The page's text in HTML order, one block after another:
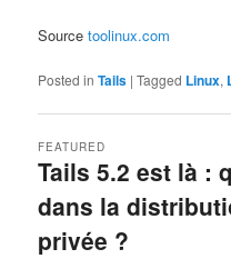
Sourcetoolinux.com
Posted in Tails |Tagged Linux,
Tails 5.2 est là :
dans la
privée ?
FEATURED